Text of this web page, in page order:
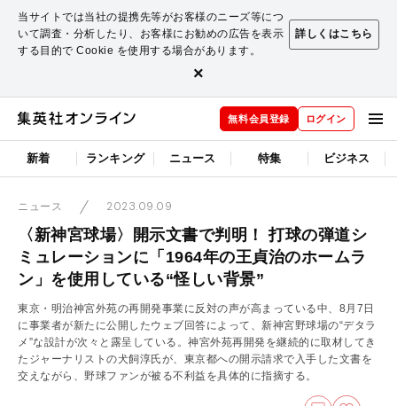
当サイトでは当社の提携先等がお客様のニーズ等につ
いて調査・分析したり、お客様にお勧めの広告を表示
する目的で Cookie を使用する場合があります。
詳しくはこちら
×
無料会員登録 ログイン
新着 ランキング ニュース 特集 ビジネス
ニュース 2023.09.09
〈新神宮球場〉開示文書で判明！ 打球の弾道シ
ミュレーションに「1964年の王貞治のホームラ
ン」を使用している“怪しい背景”
東京・明治神宮外苑の再開発事業に反対の声が高まっている中、8月7日
に事業者が新たに公開したウェブ回答によって、新神宮野球場の“デタラ
メ”な設計が次々と露呈している。神宮外苑再開発を継続的に取材してき
たジャーナリストの犬飼淳氏が、東京都への開示請求で入手した文書を
交えながら、野球ファンが被る不利益を具体的に指摘する。